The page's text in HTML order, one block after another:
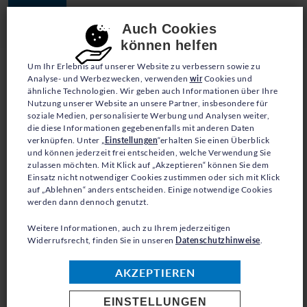
Consent-Einstellungen
Auch Cookies
können helfen
Um Ihr Erlebnis auf unserer Website zu verbessern sowie zu
Analyse- und Werbezwecken, verwenden wirCookies und
ähnliche Technologien. Wir geben auch Informationen über Ihre
Nutzung unserer Website an unsere Partner, insbesondere für
soziale Medien, personalisierte Werbung und Analysen weiter,
die diese Informationen gegebenenfalls mit anderen Daten
verknüpfen. Unter „ Einstellungen“erhalten Sie einen Überblick
und können jederzeit frei entscheiden, welche Verwendung Sie
zulassen möchten. Mit Klick auf „Akzeptieren“ können Sie dem
Einsatz nicht notwendiger Cookies zustimmen oder sich mit Klick
auf „Ablehnen“ anders entscheiden. Einige notwendige Cookies
werden dann dennoch genutzt.
Weitere Informationen, auch zu Ihrem jederzeitigen
Widerrufsrecht, finden Sie in unseren Datenschutzhinweise.
AKZEPTIEREN
EINSTELLUNGEN
JETZT SPENDEN
BLOG
DER TRAUM VON
OLYMPIA
Die Teilnahme an den Olympischen Spielen
sind wohl für jede*n Profisportler*in das